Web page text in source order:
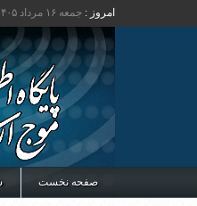
امروز : جمعه ۱۶ مرداد ۱۴۰۵ - Friday 07 August 2026
صفحه نخست